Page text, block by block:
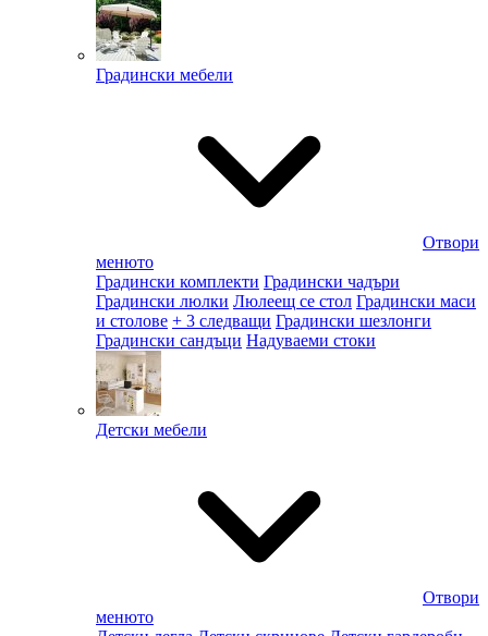
Градински мебели
Отвори
менюто
Градински комплекти Градински чадъри
Градински люлки Люлеещ се стол Градински маси
и столове + 3 следващи Градински шезлонги
Градински сандъци Надуваеми стоки
Детски мебели
Отвори
менюто